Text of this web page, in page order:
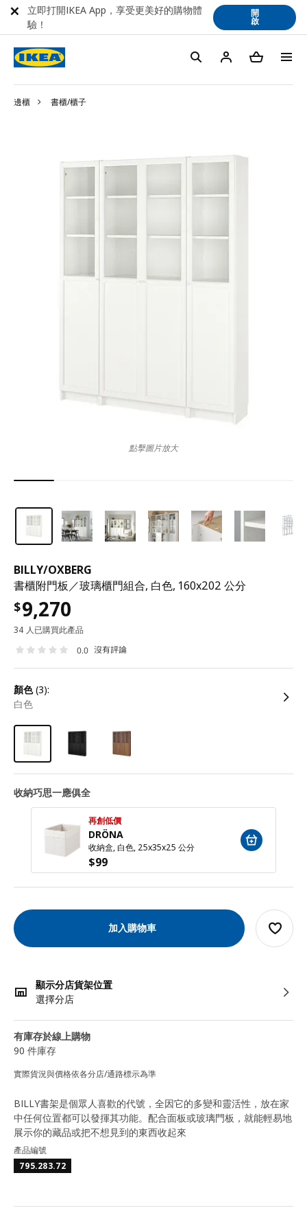
邊櫃 書櫃/櫃子
BILLY/OXBERG
書櫃附門板／玻璃櫃門組合, 白色, 160x202 公分
$9,270
34 人已購買此產品
0.0 沒有評論
顏色(3):
白色
收納巧思一應俱全
再創低價
DRÖNA
收納盒, 白色, 25x35x25 公分
$99
加入購物車
顯示分店貨架位置
選擇分店
有庫存於線上購物
90 件庫存
實際貨況與價格依各分店/通路標示為準
點擊圖片放大
BILLY書架是個眾人喜歡的代號，全因它的多變和靈活性，放在家
中任何位置都可以發揮其功能。配合面板或玻璃門板，就能輕易地
展示你的藏品或把不想見到的東西收起來
產品編號
795.283.72
立即打開IKEA App，享受更美好的購物體
驗！
開
啟